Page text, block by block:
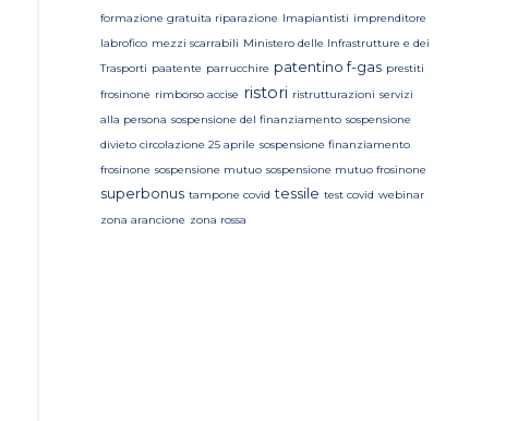
formazione gratuita riparazione Imapiantisti imprenditore
labrofico mezzi scarrabili Ministero delle Infrastrutture e dei
Trasporti paatente parrucchire patentino f-gas prestiti
frosinone rimborso accise ristori ristrutturazioni servizi
alla persona sospensione del finanziamento sospensione
divieto circolazione 25 aprile sospensione finanziamento
frosinone sospensione mutuo sospensione mutuo frosinone
superbonus tampone covid tessile test covid webinar
zona arancione zona rossa